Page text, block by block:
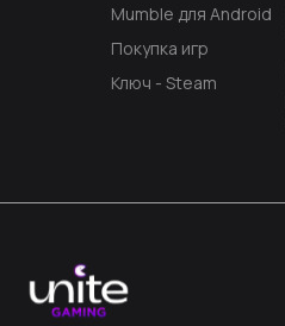
Mumble для Android
Покупка игр
Ключ - Steam